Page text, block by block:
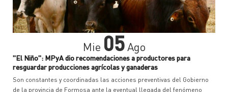
Mie 05Ago
"El Niño": MPyA dio recomendaciones a productores para
resguardar producciones agrícolas y ganaderas
Son constantes y coordinadas las acciones preventivas del Gobierno
de la provincia de Formosa ante la eventual llegada del fenómeno